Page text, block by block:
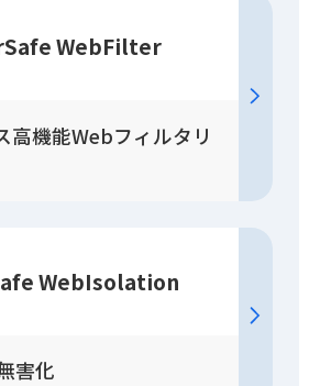
WebFilter
高機能Webフィルタリ
WebIsolation
害化